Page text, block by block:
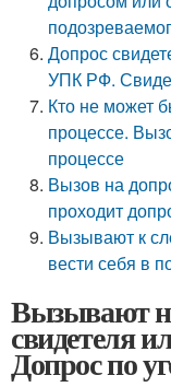
Допрос
УПК РФ.
Кто не может
процессе.
процессе
Вызов на
проходит
Вызывают к
вести себя в
Вызывают
свидетеля
Допрос по